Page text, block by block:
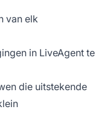
van elk
in LiveAgent te
die uitstekende